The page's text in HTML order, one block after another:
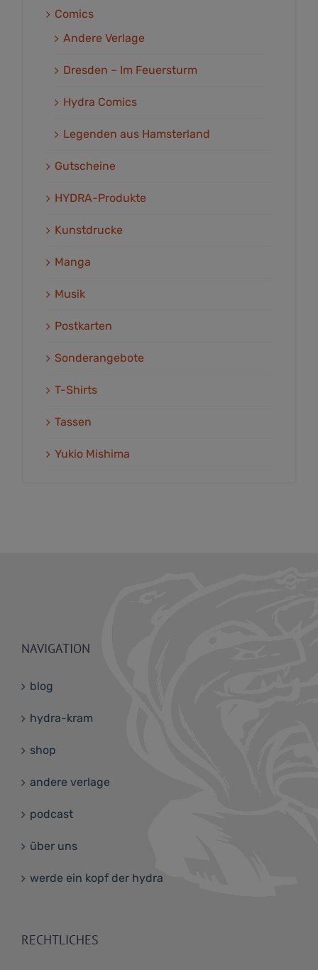
Comics
Andere Verlage
Dresden – Im Feuersturm
Hydra Comics
Legenden aus Hamsterland
Gutscheine
HYDRA-Produkte
Kunstdrucke
Manga
Musik
Postkarten
Sonderangebote
T-Shirts
Tassen
Yukio Mishima
NAVIGATION
blog
hydra-kram
shop
andere verlage
podcast
über uns
werde ein kopf der hydra
RECHTLICHES